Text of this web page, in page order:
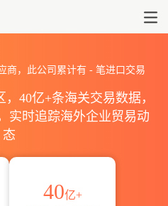
商，此公司累计有 -笔进口交易
40亿+条海关交易数据，
实时追踪海外企业贸易动
态
40亿+